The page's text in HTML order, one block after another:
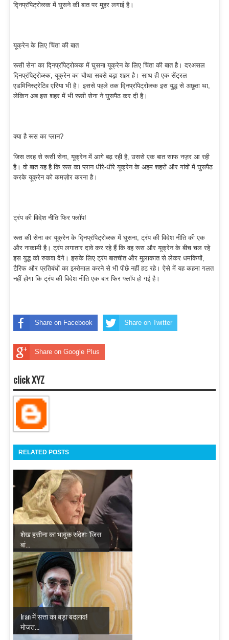
द्निप्रॉपेट्रोव्स्क में घुसने की बात पर मुहर लगाई है।
यूक्रेन के लिए चिंता की बात
रूसी सेना का द्निप्रॉपेट्रोव्स्क में घुसना यूक्रेन के लिए चिंता की बात है। दरअसल
द्निप्रॉपेट्रोव्स्क, यूक्रेन का चौथा सबसे बड़ा शहर है। साथ ही एक सेंट्रल
एडमिनिस्ट्रेटिव एरिया भी है। इससे पहले तक द्निप्रॉपेट्रोव्स्क इस युद्ध से अछूता था,
लेकिन अब इस शहर में भी रूसी सेना ने घुसपैठ कर दी है।
क्या है रूस का प्लान?
जिस तरह से रूसी सेना, यूक्रेन में आगे बढ़ रही है, उससे एक बात साफ नज़र आ रही
है। वो बात यह है कि रूस का प्लान धीरे-धीरे यूक्रेन के अहम शहरों और गांवों में घुसपैठ
करके यूक्रेन को कमज़ोर करना है।
ट्रंप की विदेश नीति फिर फ्लॉप!
रूस की सेना का यूक्रेन के द्निप्रॉपेट्रोव्स्क में घुसना, ट्रंप की विदेश नीति की एक
और नाकामी है। ट्रंप लगातार दावे कर रहे हैं कि वह रूस और यूक्रेन के बीच चल रहे
इस युद्ध को रुकवा देंगे। इसके लिए ट्रंप बातचीत और मुलाकात से लेकर धमकियों,
टैरिफ और प्रतिबंधों का इस्तेमाल करने से भी पीछे नहीं हट रहे। ऐसे में यह कहना गलत
नहीं होगा कि ट्रंप की विदेश नीति एक बार फिर फ्लॉप हो गई है।
Share on Facebook Share on Twitter
Share on Google Plus
click XYZ
RELATED POSTS
शेख हसीना का भावुक संदेश: 'जिस
बां...
Iran में सत्ता का बड़ा बदलाव!
मोजत...